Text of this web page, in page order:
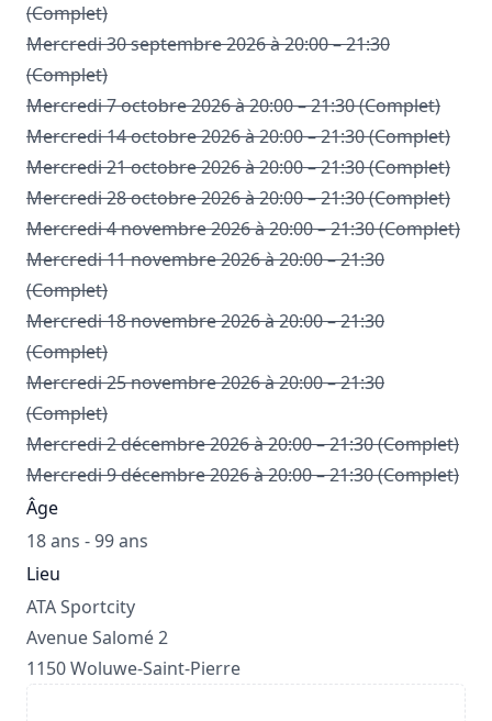
(Complet)
Mercredi 30 septembre 2026 à 20:00 – 21:30
(Complet)
Mercredi 7 octobre 2026 à 20:00 – 21:30 (Complet)
Mercredi 14 octobre 2026 à 20:00 – 21:30 (Complet)
Mercredi 21 octobre 2026 à 20:00 – 21:30 (Complet)
Mercredi 28 octobre 2026 à 20:00 – 21:30 (Complet)
Mercredi 4 novembre 2026 à 20:00 – 21:30 (Complet)
Mercredi 11 novembre 2026 à 20:00 – 21:30
(Complet)
Mercredi 18 novembre 2026 à 20:00 – 21:30
(Complet)
Mercredi 25 novembre 2026 à 20:00 – 21:30
(Complet)
Mercredi 2 décembre 2026 à 20:00 – 21:30 (Complet)
Mercredi 9 décembre 2026 à 20:00 – 21:30 (Complet)
Âge
18 ans - 99 ans
Lieu
ATA Sportcity
Avenue Salomé 2
1150 Woluwe-Saint-Pierre